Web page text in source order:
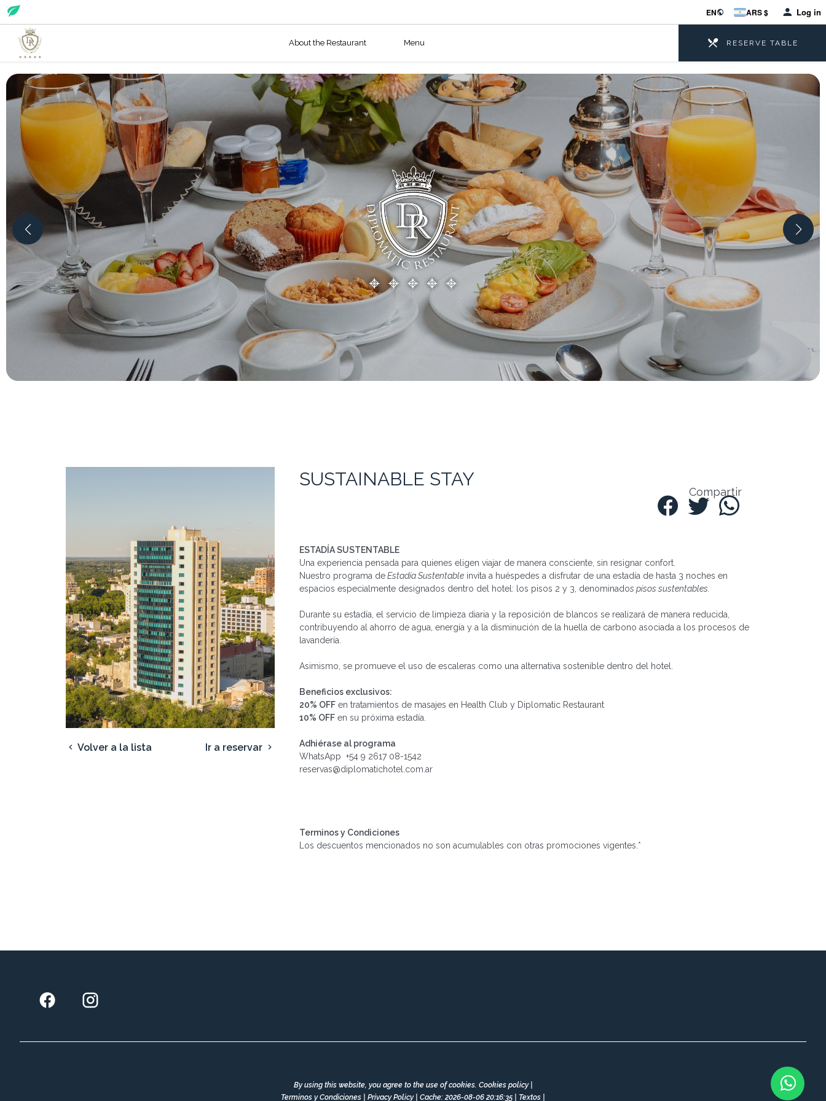
EN ARS $ Log in
About the Restaurant Menu RESERVE TABLE
Volver a la lista Ir a reservar
SUSTAINABLE STAY
Compartir
ESTADÍA SUSTENTABLE
Una experiencia pensada para quienes eligen viajar de manera consciente, sin resignar confort.
Nuestro programa deEstadía Sustentable invita a huéspedes a disfrutar de una estadía de hasta 3 noches en
espacios especialmente designados dentro del hotel: los pisos 2 y 3, denominados pisos sustentables.
Durante su estadía, el servicio de limpieza diaria y la reposición de blancos se realizará de manera reducida,
contribuyendo al ahorro de agua, energía y a la disminución de la huella de carbono asociada a los procesos de
lavandería.
Asimismo, se promueve el uso de escaleras como una alternativa sostenible dentro del hotel.
Beneficios exclusivos:
20% OFF en tratamientos de masajes en Health Club y Diplomatic Restaurant
10% OFF en su próxima estadía.
Adhiérase al programa
WhatsApp +54 9 2617 08-1542
reservas@diplomatichotel.com.ar
Terminos y Condiciones
Los descuentos mencionados no son acumulables con otras promociones vigentes.*
By using this website, you agree to the use of cookies. Cookies policy|
Terminos y Condiciones
Privacy Policy| Cache: 2026-08-06 20:16:35 | Textos